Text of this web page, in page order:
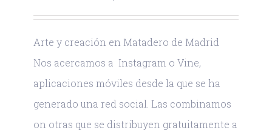
Arte y creación en Matadero de Madrid
Nos acercamos a Instagram o Vine,
aplicaciones móviles desde la que se ha
generado una red social. Las combinamos
on otras que se distribuyen gratuitamente a